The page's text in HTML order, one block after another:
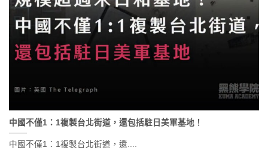
中國不僅1：1複製台北街道，還包括駐日美軍基地！
中國不僅1：1複製台北街道，還....